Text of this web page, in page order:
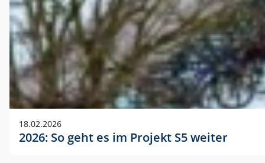
18.02.2026
2026: So geht es im Projekt S5 weiter